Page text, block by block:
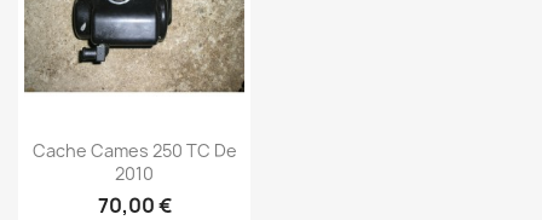
Cache Cames 250 TC De
2010
70,00 €